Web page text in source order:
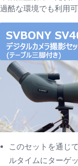
過酷な環境でも利用可
このセットを通じ
ルタイムにターゲ